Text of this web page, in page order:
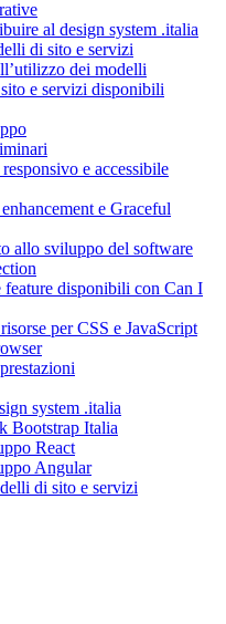
al design system .italia
di sito e servizi
dei modelli
e servizi disponibili
e accessibile
e Graceful
allo sviluppo del software
feature disponibili con Can I
per CSS e JavaScript
system .italia
Bootstrap Italia
React
Angular
di sito e servizi